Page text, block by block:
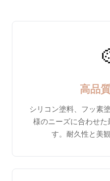
高品
シリコン塗料、フッ素
様のニーズに合わせた
す。耐久性と美